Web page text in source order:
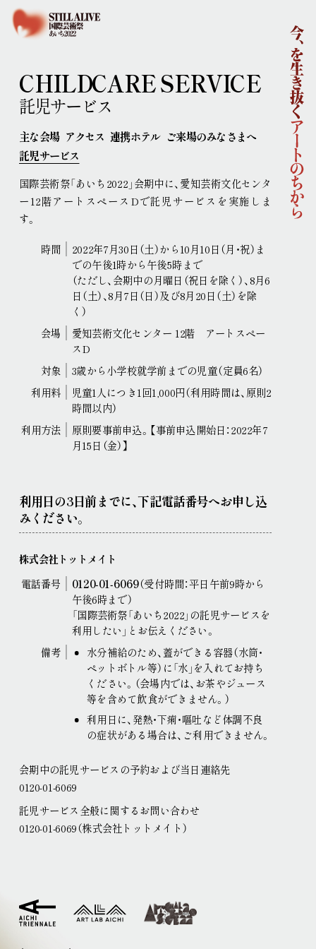
国際芸術祭「あいち2022」企画概要
企画体制
協賛
ニュース
イベント
アーティスト
ラーニング
連携事業
ポップ・アップ！
円頓寺連携
芸術大学連携
パートナーシップ
アクセス
連携ホテル
ご来場のみなさまへ
現代美術展
パフォーミングアーツ
取材申込み
画像貸し出し プレスリリース
CHILDCARE SERVICE
託児サービス
主な会場 アクセス 連携ホテル ご来場のみなさまへ
託児サービス
国際芸術祭「あいち2022」会期中に、愛知芸術文化センタ
ー12階アートスペースDで託児サービスを実施しま
す。
時間
2022年7月30日（土）から10月10日（月・祝）ま
での午後1時から午後5時まで
（ただし、会期中の月曜日（祝日を除く）、8月6
日（土）、8月7日（日）及び8月20日（土）を除
く）
会場
愛知芸術文化センター 12階 アートスペー
スD
対象
3歳から小学校就学前までの児童（定員6名）
利用料
児童1人につき1回1,000円（利用時間は、原則2
時間以内）
利用方法
原則要事前申込。【事前申込開始日：2022年7
月15日（金）】
利用日の3日前までに、下記電話番号へお申し込
みください。
株式会社トットメイト
電話番号
0120‐01‐6069（受付時間：平日午前9時から
午後6時まで）
「国際芸術祭「あいち2022」の託児サービスを
利用したい」とお伝えください。
備考
水分補給のため、蓋ができる容器（水筒・
ペットボトル等）に「水」を入れてお持ち
ください。（会場内では、お茶やジュース
等を含めて飲食ができません。）
利用日に、発熱・下痢・嘔吐など体調不良
の症状がある場合は、ご利用できません。
会期中の託児サービスの予約および当日連絡先
0120-01-6069
託児サービス全般に関するお問い合わせ
0120-01-6069（株式会社トットメイト）